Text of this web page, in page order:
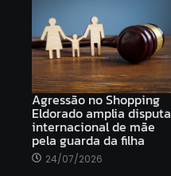
Agressão no Shopping
Eldorado amplia disputa
internacional de mãe
pela guarda da filha
24/07/2026